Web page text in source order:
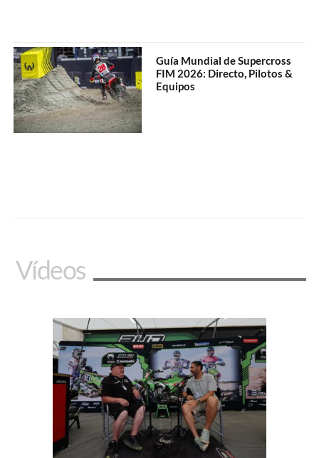
Guía Mundial de Supercross
FIM 2026: Directo, Pilotos &
Equipos
Vídeos